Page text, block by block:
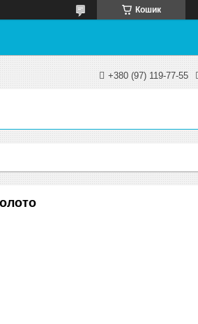
Кошик
+380 (97) 119-77-55